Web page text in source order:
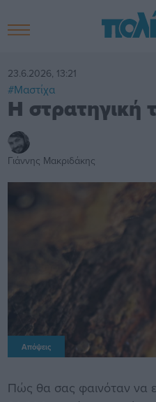
23.6.2026, 13:21
#Μαστίχα
Η στρατηγική
Γιάννης Μακριδάκης
Απόψεις
Πώς θα σας φαινόταν να